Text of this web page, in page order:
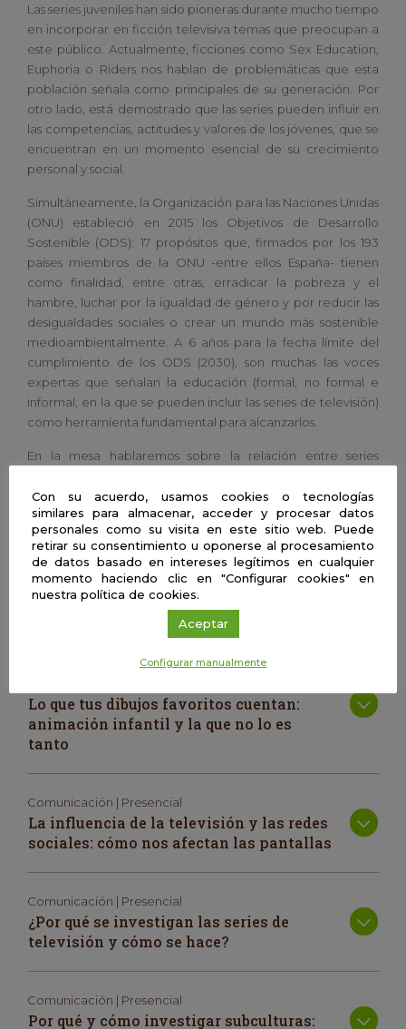
Las series juveniles han sido pioneras durante mucho tiempo
en incorporar en ficción televisiva temas que preocupan a
este público. Actualmente, ficciones como Sex Education,
Euphoria o Riders nos hablan de problemáticas que esta
población señala como principales de su generación. Por
otro lado, está demostrado que las series pueden influir en
las competencias, actitudes y valores de los jóvenes, que se
encuentran en un momento esencial de su crecimiento
personal y social.
Simultáneamente, la Organización para las Naciones Unidas
(ONU) estableció en 2015 los Objetivos de Desarrollo
Sostenible (ODS): 17 propósitos que, firmados por los 193
países miembros de la ONU -entre ellos España- tienen
como finalidad, entre otras, erradicar la pobreza y el
hambre, luchar por la igualdad de género y por reducir las
desigualdades sociales o crear un mundo más sostenible
medioambientalmente. A 6 años para la fecha límite del
cumplimiento de los ODS (2030), son muchas las voces
expertas que señalan la educación (formal, no formal e
informal, en la que se pueden incluir las series de televisión)
como herramienta fundamental para alcanzarlos.
En la mesa hablaremos sobre la relación entre series
importancia de estudiar la ficción televisiva para la
audiencia joven, y sobre cómo realizar un diseño de
investigación en la que se trabajará con esta población.
Sara Valenzuela Monreal
Universidad Loyola
Lo que tus dibujos favoritos cuentan:
animación infantil y la que no lo es
tanto
Comunicación | Presencial
La influencia de la televisión y las redes
sociales: cómo nos afectan las pantallas
Comunicación | Presencial
¿Por qué se investigan las series de
televisión y cómo se hace?
Comunicación | Presencial
Por qué y cómo investigar subculturas:
Con su acuerdo, usamos cookies o tecnologías
similares para almacenar, acceder y procesar datos
personales como su visita en este sitio web. Puede
retirar su consentimiento u oponerse al procesamiento
de datos basado en intereses legítimos en cualquier
momento haciendo clic en "Configurar cookies" en
nuestra política de cookies.
Aceptar
Configurar manualmente